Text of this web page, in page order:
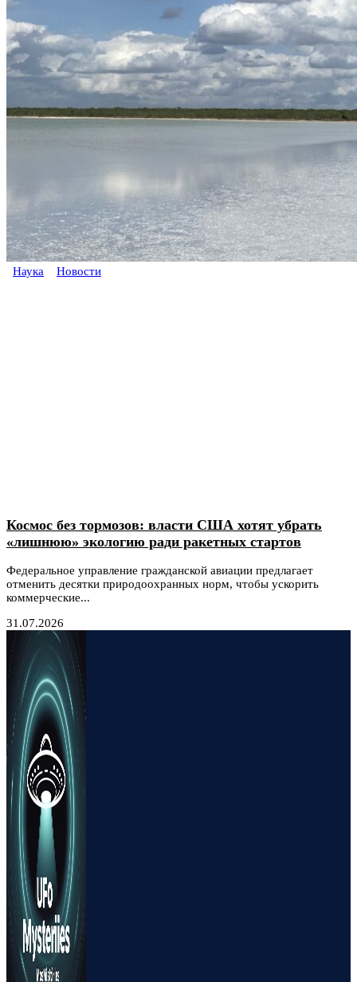
Наука Новости
Космос без тормозов: власти США хотят убрать
«лишнюю» экологию ради ракетных стартов
Федеральное управление гражданской авиации предлагает
отменить десятки природоохранных норм, чтобы ускорить
коммерческие...
31.07.2026